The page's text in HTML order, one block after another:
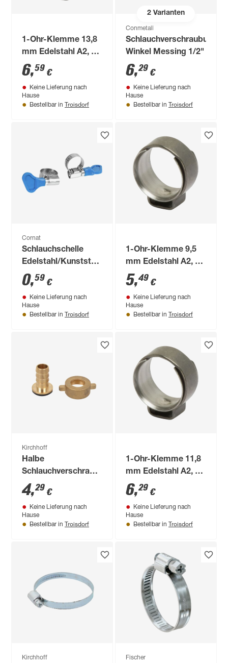
1-Ohr-Klemme 13,8
mm Edelstahl A2, 3
Stück
6,59 €
Keine Lieferung nach
Hause
Bestellbar in Troisdorf
2Varianten
Conmetall
Schlauchverschraubung
Winkel Messing 1/2"
6,29 €
Keine Lieferung nach
Hause
Bestellbar in Troisdorf
Cornat
Schlauchschelle
Edelstahl/Kunststoff
10 - 16 mm mit
Flügelmutter
0,59 €
Keine Lieferung nach
Hause
Bestellbar in Troisdorf
1-Ohr-Klemme 9,5
mm Edelstahl A2, 3
Stück
5,49 €
Keine Lieferung nach
Hause
Bestellbar in Troisdorf
Kirchhoff
Halbe
Schlauchverschraubung
Messing blank 1" M
x 1/2" T
4,29 €
Keine Lieferung nach
Hause
Bestellbar in Troisdorf
1-Ohr-Klemme 11,8
mm Edelstahl A2, 3
Stück
6,29 €
Keine Lieferung nach
Hause
Bestellbar in Troisdorf
Kirchhoff Fischer